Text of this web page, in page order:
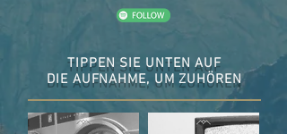
TIPPEN SIE UNTEN AUF
DIE AUFNAHME, UM ZUHÖREN